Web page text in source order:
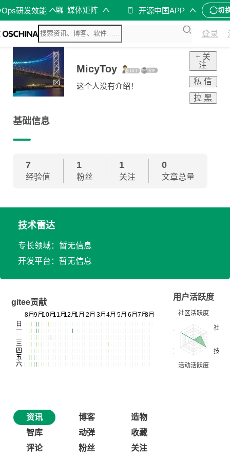
研发效能 媒体矩阵 开源中国APP 切
登录
MicyToy
这个人没有介绍！
+ 关
注
私 信
拉 黑
基础信息
7
经验值
1
粉丝
1
关注
0
文章总量
技术雷达
专长领域：暂无信息
开发平台：暂无信息
gitee贡献
用户活跃度
资讯 博客
造物
智库
动弹
收藏
评论
粉丝 关注